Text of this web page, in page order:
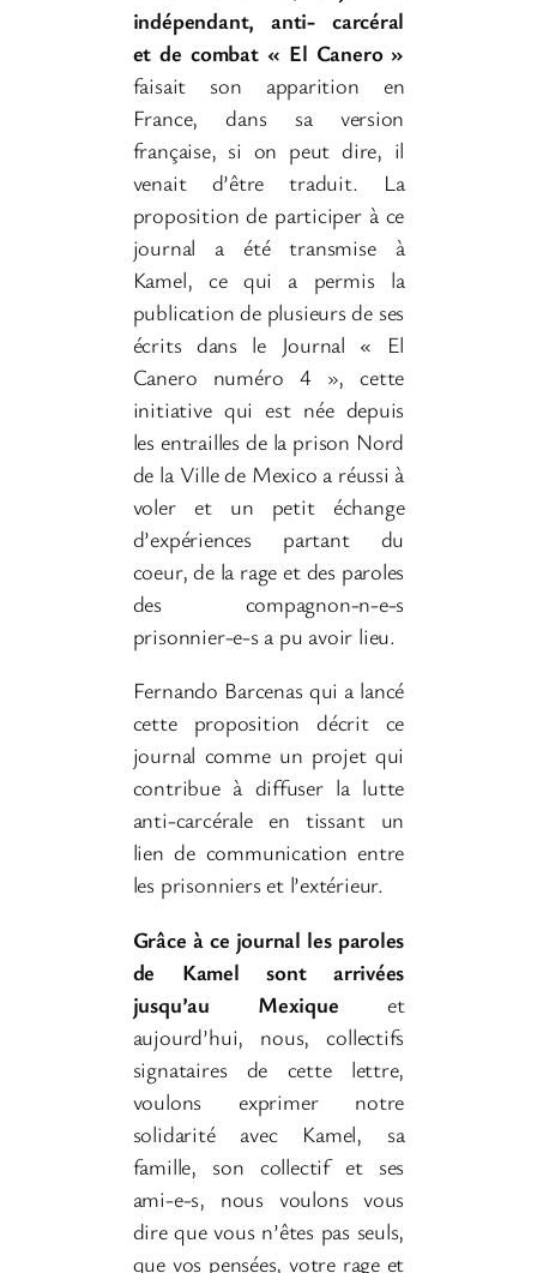
indépendant, anti- carcéral
et de combat « El Canero »
faisait son apparition en
France, dans sa version
française, si on peut dire, il
venait d’être traduit. La
proposition de participer à ce
journal a été transmise à
Kamel, ce qui a permis la
publication de plusieurs de ses
écrits dans le Journal « El
Canero numéro 4 », cette
initiative qui est née depuis
les entrailles de la prison Nord
de la Ville de Mexico a réussi à
voler et un petit échange
d’expériences partant du
coeur, de la rage et des paroles
des compagnon-n-e-s
prisonnier-e-s a pu avoir lieu.
Fernando Barcenas qui a lancé
cette proposition décrit ce
journal comme un projet qui
contribue à diffuser la lutte
anti-carcérale en tissant un
lien de communication entre
les prisonniers et l’extérieur.
Grâce à ce journal les paroles
de Kamel sont arrivées
jusqu’au Mexique et
aujourd’hui, nous, collectifs
signataires de cette lettre,
voulons exprimer notre
solidarité avec Kamel, sa
famille, son collectif et ses
ami-e-s, nous voulons vous
dire que vous n’êtes pas seuls,
que vos pensées, votre rage et